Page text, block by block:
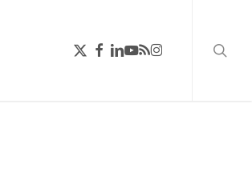
X-
TWITTER
FACEBOOK
LINKEDIN
YOUTUBE
RSSINSTAGRAM